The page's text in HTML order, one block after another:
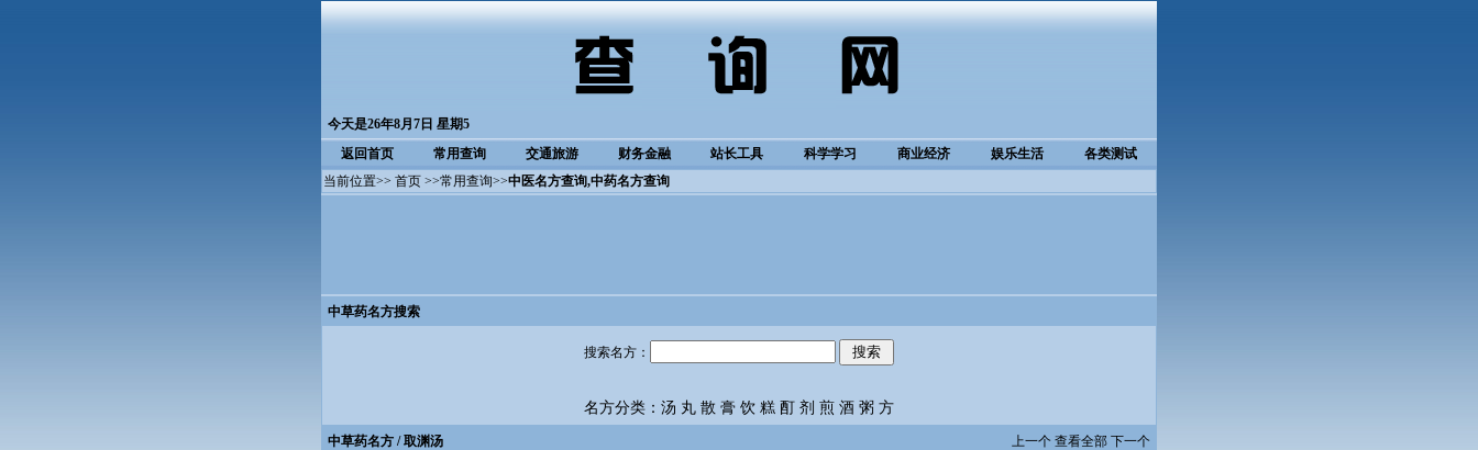
今天是26年8月7日 星期5
返回首页
常用查询 交通旅游 财务金融 站长工具 科学学习 商业经济 娱乐生活
各类测试
当前位置>> 首页 >>常用查询>>中医名方查询,中药名方查询
中草药名方搜索
搜索名方：
名方分类： 汤 丸 散 膏 饮 糕 酊 剂 煎 酒 粥 方
中草药名方 / 取渊汤 上一个 查看全部 下一个